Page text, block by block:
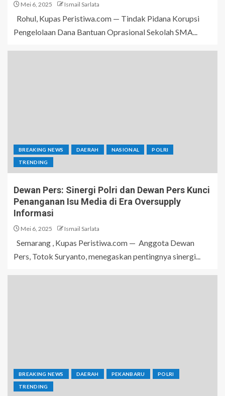
Mei 6, 2025 Ismail Sarlata
Rohul, Kupas Peristiwa.com — Tindak Pidana Korupsi
Pengelolaan Dana Bantuan Oprasional Sekolah SMA...
BREAKING NEWS DAERAH NASIONAL POLRI
TRENDING
Dewan Pers: Sinergi Polri dan Dewan Pers Kunci
Penanganan Isu Media di Era Oversupply
Informasi
Mei 6, 2025 Ismail Sarlata
Semarang , Kupas Peristiwa.com — Anggota Dewan
Pers, Totok Suryanto, menegaskan pentingnya sinergi...
BREAKING NEWS DAERAH PEKANBARU POLRI
TRENDING